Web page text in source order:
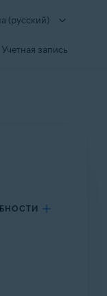
(русский)
Учетная запись